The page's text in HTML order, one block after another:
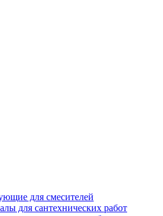
для смесителей
для сантехнических работ